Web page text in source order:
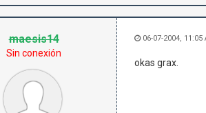
maesis14
Sin conexión
06-07-2004, 11:05
okas grax.